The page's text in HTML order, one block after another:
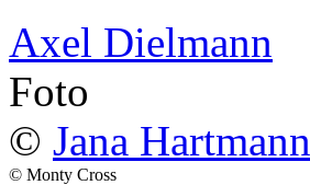
Axel Dielmann
Foto
© Jana Hartmann
© Monty Cross